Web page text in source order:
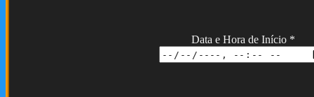
Data e Hora de Início *